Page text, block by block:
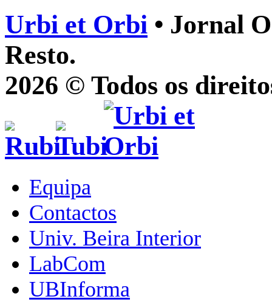
Urbi et Orbi • Jornal
Resto.
2026 © Todos os
Equipa
Contactos
Univ. Beira Interior
LabCom
UBInforma